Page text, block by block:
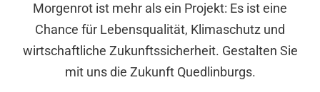
Morgenrot ist mehr als ein Projekt: Es ist eine
Chance für Lebensqualität, Klimaschutz und
wirtschaftliche Zukunftssicherheit. Gestalten Sie
mit uns die Zukunft Quedlinburgs.